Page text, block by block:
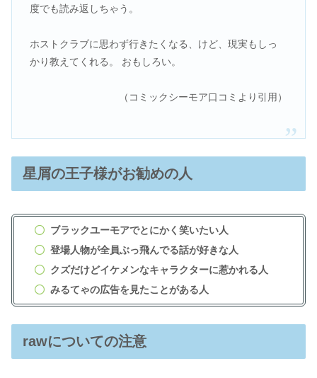
度でも読み返しちゃう。
ホストクラブに思わず行きたくなる、けど、現実もしっ
かり教えてくれる。 おもしろい。
（コミックシーモア口コミより引用）
星屑の王子様がお勧めの人
ブラックユーモアでとにかく笑いたい人
登場人物が全員ぶっ飛んでる話が好きな人
クズだけどイケメンなキャラクターに惹かれる人
みるてゃの広告を見たことがある人
rawについての注意